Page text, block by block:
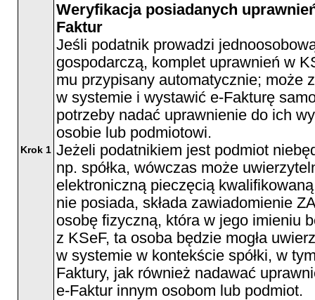
Krok 1
Weryfikacja posiadanych
Faktur
Jeśli podatnik prowadzi
gospodarczą, komplet uprawnień w
mu przypisany automatycznie; może
w systemie i wystawić e-Fakturę
potrzeby nadać uprawnienie do ich
osobie lub podmiotowi.
Jeżeli podatnikiem jest podmiot
np. spółka, wówczas może
elektroniczną pieczęcią
nie posiada, składa zawiadomienie
osobę fizyczną, która w jego imieniu
z KSeF, ta osoba będzie mogła
w systemie w kontekście spółki, w
Faktury, jak również nadawać
e-Faktur innym osobom lub podmiot.